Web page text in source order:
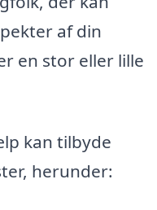
af din
en stor eller lille
kan tilbyde
herunder: